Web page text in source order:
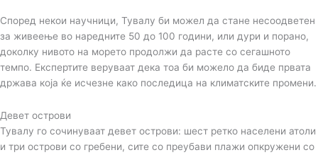
Според некои научници, Тувалу би можел да стане несоодветен
за живеење во наредните 50 до 100 години, или дури и порано,
доколку нивото на морето продолжи да расте со сегашното
темпо. Експертите веруваат дека тоа би можело да биде првата
држава која ќе исчезне како последица на климатските промени.
Девет острови
Тувалу го сочинуваат девет острови: шест ретко населени атоли
и три острови со гребени, сите со преубави плажи опкружени со